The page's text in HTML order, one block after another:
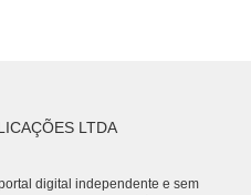
LTDA
digital independente e sem